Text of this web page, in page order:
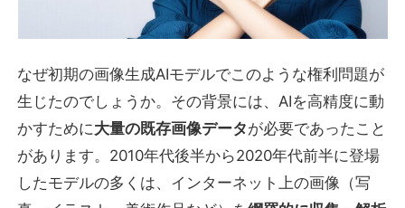
なぜ初期の画像生成AIモデルでこのような権利問題が
生じたのでしょうか。その背景には、AIを高精度に動
かすために大量の既存画像データが必要であったこと
があります。2010年代後半から2020年代前半に登場
したモデルの多くは、インターネット上の画像（写